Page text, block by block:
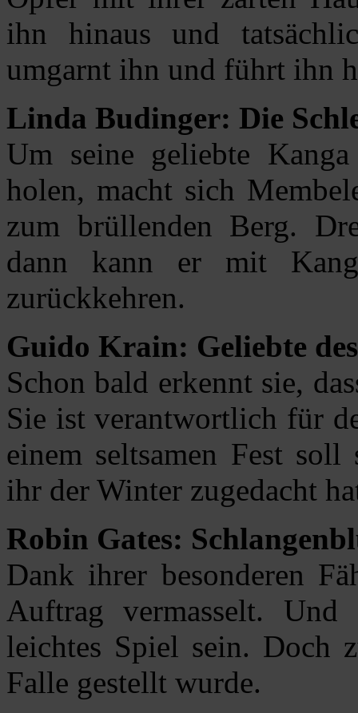
ihn hinaus und
umgarnt ihn und führt ihn
Linda Budinger: Die
Um seine geliebte
holen, macht sich
zum brüllenden Berg.
dann kann er mit
zurückkehren.
Guido Krain: Geliebte
Schon bald erkennt sie,
Sie ist verantwortlich für
einem seltsamen Fest
ihr der Winter zugedacht
Robin Gates:
Dank ihrer besonderen
Auftrag vermasselt.
leichtes Spiel sein. Doch
Falle gestellt wurde.